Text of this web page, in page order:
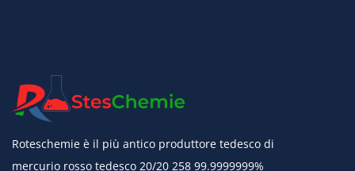
Roteschemie è il più antico produttore tedesco di
mercurio rosso tedesco 20/20 258 99.9999999%